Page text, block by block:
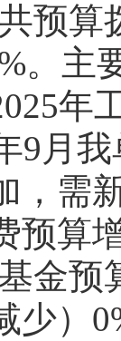
共预
。主
年
9月
，需
预算
基金
少）